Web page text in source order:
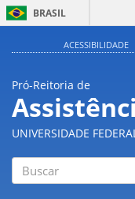
BRASIL
ACESSIBILIDADE
Pró-Reitoria de
UNIVERSIDADE